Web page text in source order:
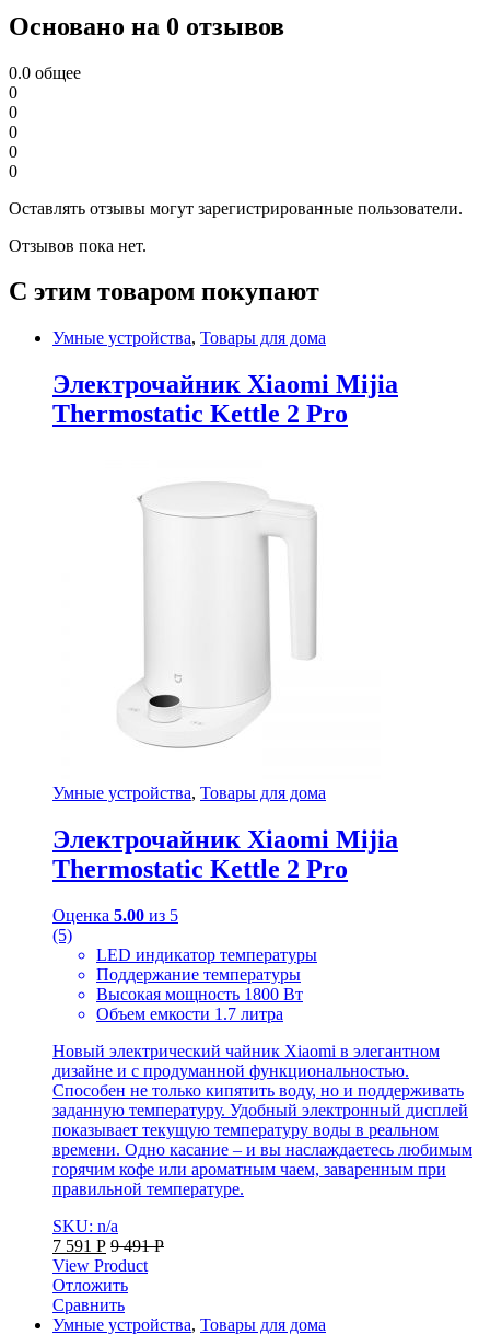
Основано на 0 отзывов
0.0 общее
0
0
0
0
0
Оставлять отзывы могут зарегистрированные пользователи.
Отзывов пока нет.
С этим товаром покупают
Умные устройства, Товары для дома
Электрочайник Xiaomi Mijia
Thermostatic Kettle 2 Pro
Умные устройства, Товары для дома
Электрочайник Xiaomi Mijia
Thermostatic Kettle 2 Pro
Оценка 5.00 из 5
(5)
LED индикатор температуры
Поддержание температуры
Высокая мощность 1800 Вт
Объем емкости 1.7 литра
Новый электрический чайник Xiaomi в элегантном
дизайне и с продуманной функциональностью.
Способен не только кипятить воду, но и поддерживать
заданную температуру. Удобный электронный дисплей
показывает текущую температуру воды в реальном
времени. Одно касание – и вы наслаждаетесь любимым
горячим кофе или ароматным чаем, заваренным при
правильной температуре.
SKU: n/a
7 591 Р 9 491Р
View Product
Отложить
Сравнить
Умные устройства, Товары для дома